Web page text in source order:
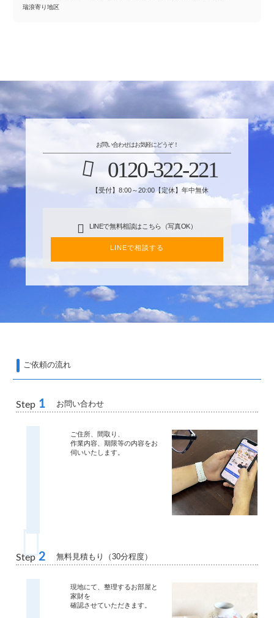
瑞浪寄り地区
お問い合わせはお気軽にどうぞ！
0120-322-221
【受付】8:00～20:00【定休】年中無休
LINEで無料相談はこちら（写真OK）
LINEで相談する
ご依頼の流れ
Step 1 お問い合わせ
ご住所、間取り、
作業内容、期限等の内容をお
伺いいたします。
Step 2 無料見積もり（30分程度）
現地にて、整理するお部屋と
家財を
確認させていただきます。